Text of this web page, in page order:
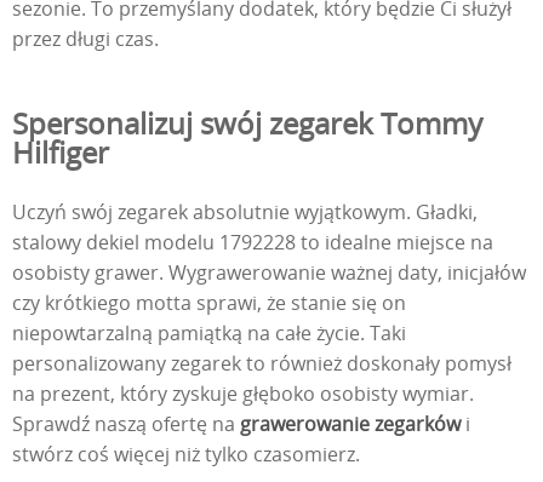
sezonie. To przemyślany dodatek, który będzie Ci służył
przez długi czas.
Spersonalizuj swój zegarek Tommy
Hilfiger
Uczyń swój zegarek absolutnie wyjątkowym. Gładki,
stalowy dekiel modelu 1792228 to idealne miejsce na
osobisty grawer. Wygrawerowanie ważnej daty, inicjałów
czy krótkiego motta sprawi, że stanie się on
niepowtarzalną pamiątką na całe życie. Taki
personalizowany zegarek to również doskonały pomysł
na prezent, który zyskuje głęboko osobisty wymiar.
Sprawdź naszą ofertę na grawerowanie zegarkówi
stwórz coś więcej niż tylko czasomierz.